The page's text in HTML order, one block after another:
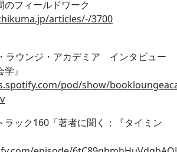
ールドワーク
articles/-/3700
ウンジ・アカデミア インタビュー
』
pod/show/
ック160「著者に聞く：『タイミン